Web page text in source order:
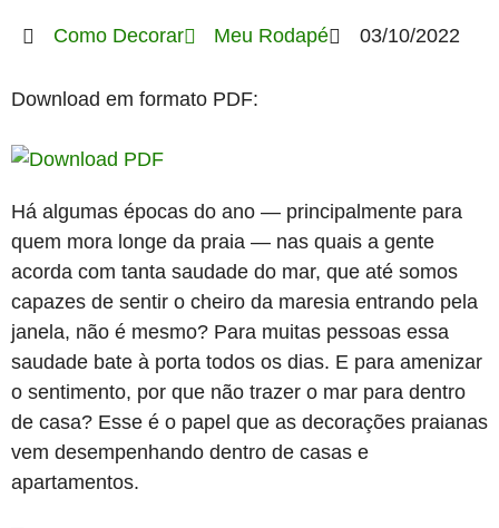
Como Decorar Meu Rodapé 03/10/2022
Download em formato PDF:
Há algumas épocas do ano — principalmente para
quem mora longe da praia — nas quais a gente
acorda com tanta saudade do mar, que até somos
capazes de sentir o cheiro da maresia entrando pela
janela, não é mesmo? Para muitas pessoas essa
saudade bate à porta todos os dias. E para amenizar
o sentimento, por que não trazer o mar para dentro
de casa? Esse é o papel que as decorações praianas
vem desempenhando dentro de casas e
apartamentos.